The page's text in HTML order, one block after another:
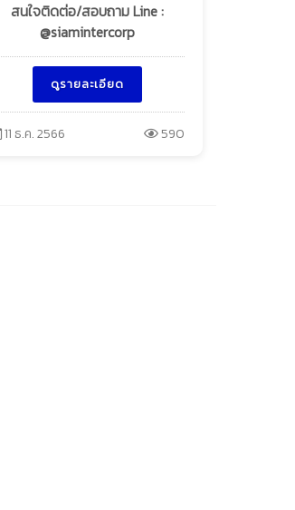
สนใจติดต่อ/สอบถาม Line :
@siamintercorp
ดูรายละเอียด
11 ธ.ค. 2566 590